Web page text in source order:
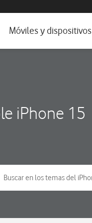
e idioma
Móviles y dispositivos
iPhone 15